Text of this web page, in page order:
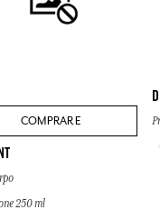
COMPRARE
250 ml